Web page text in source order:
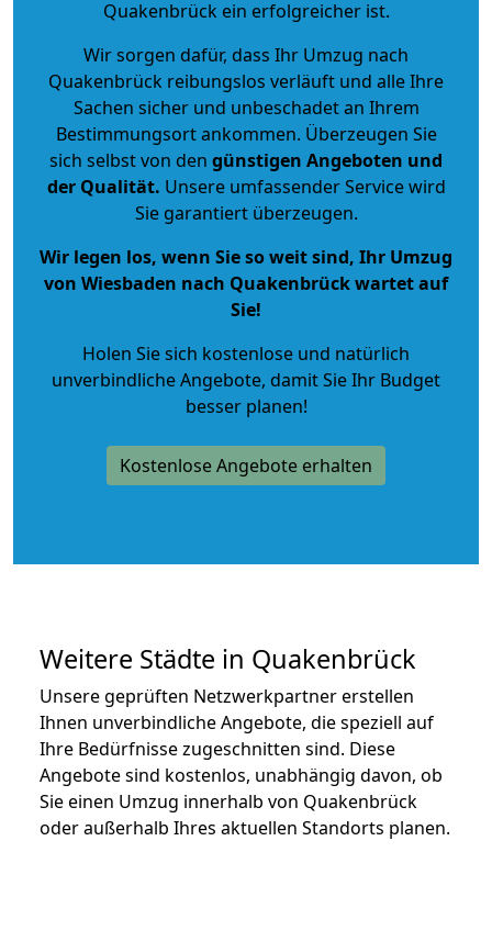
Quakenbrück ein erfolgreicher ist.
Wir sorgen dafür, dass Ihr Umzug nach
Quakenbrück reibungslos verläuft und alle Ihre
Sachen sicher und unbeschadet an Ihrem
Bestimmungsort ankommen. Überzeugen Sie
sich selbst von den günstigen Angeboten und
der Qualität. Unsere umfassender Service wird
Sie garantiert überzeugen.
Wir legen los, wenn Sie so weit sind, Ihr Umzug
von Wiesbaden nach Quakenbrück wartet auf
Sie!
Holen Sie sich kostenlose und natürlich
unverbindliche Angebote, damit Sie Ihr Budget
besser planen!
Kostenlose Angebote erhalten
Weitere Städte in Quakenbrück
Unsere geprüften Netzwerkpartner erstellen
Ihnen unverbindliche Angebote, die speziell auf
Ihre Bedürfnisse zugeschnitten sind. Diese
Angebote sind kostenlos, unabhängig davon, ob
Sie einen Umzug innerhalb von Quakenbrück
oder außerhalb Ihres aktuellen Standorts planen.